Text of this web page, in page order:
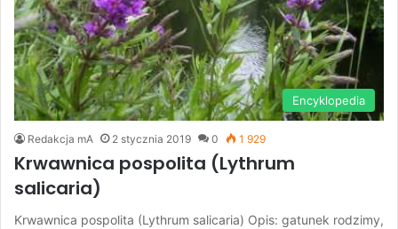
Encyklopedia
Redakcja mA 2 stycznia 2019 0 1 929
Krwawnica pospolita (Lythrum
salicaria)
Krwawnica pospolita (Lythrum salicaria) Opis: gatunek rodzimy,